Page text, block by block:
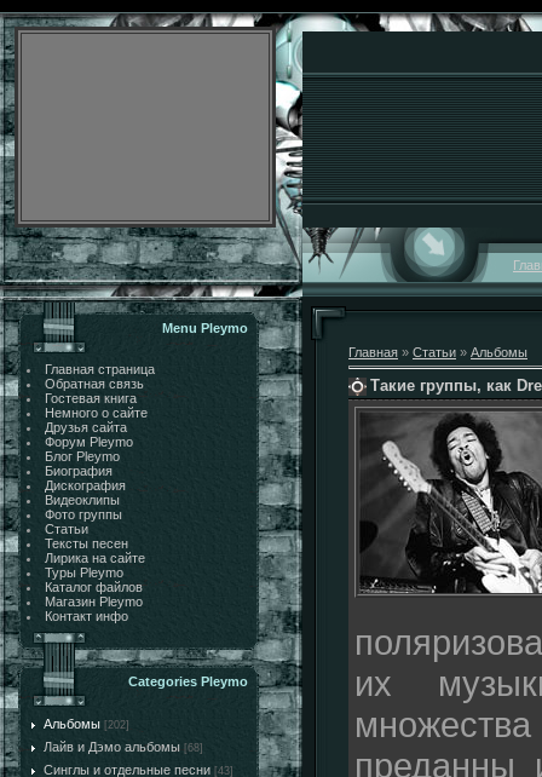
Menu Pleymo
Главная страница
Обратная связь
Гостевая книга
Немного о сайте
Друзья сайта
Форум Pleymo
Блог Pleymo
Биография
Дискография
Видеоклипы
Фото группы
Статьи
Тексты песен
Лирика на сайте
Туры Pleymo
Каталог файлов
Магазин Pleymo
Контакт инфо
Categories Pleymo
Альбомы [202]
Лайв и Дэмо альбомы [68]
Синглы и отдельные песни [43]
Главная » Статьи » Альбомы
Такие группы, как
их
преданны